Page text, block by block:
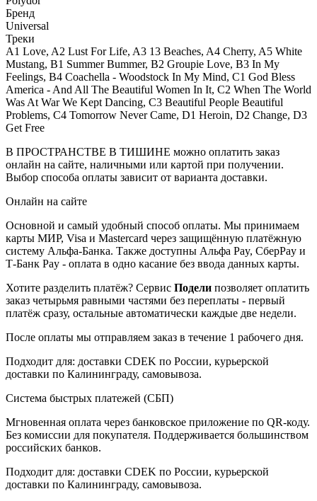
Бренд
Universal
Треки
A1 Love, A2 Lust For Life, A3 13 Beaches, A4 Cherry, A5 White
Mustang, B1 Summer Bummer, B2 Groupie Love, B3 In My
Feelings, B4 Coachella - Woodstock In My Mind, C1 God Bless
America - And All The Beautiful Women In It, C2 When The World
Was At War We Kept Dancing, C3 Beautiful People Beautiful
Problems, C4 Tomorrow Never Came, D1 Heroin, D2 Change, D3
Get Free
В ПРОСТРАНСТВЕ В ТИШИНЕ можно оплатить заказ
онлайн на сайте, наличными или картой при получении.
Выбор способа оплаты зависит от варианта доставки.
Онлайн на сайте
Основной и самый удобный способ оплаты. Мы принимаем
карты МИР, Visa и Mastercard через защищённую платёжную
систему Альфа-Банка. Также доступны Альфа Pay, СберPay и
Т-Банк Pay - оплата в одно касание без ввода данных карты.
Хотите разделить платёж? Сервис Подели позволяет оплатить
заказ четырьмя равными частями без переплаты - первый
платёж сразу, остальные автоматически каждые две недели.
После оплаты мы отправляем заказ в течение 1 рабочего дня.
Подходит для: доставки CDEK по России, курьерской
доставки по Калининграду, самовывоза.
Система быстрых платежей (СБП)
Мгновенная оплата через банковское приложение по QR-коду.
Без комиссии для покупателя. Поддерживается большинством
российских банков.
Подходит для: доставки CDEK по России, курьерской
доставки по Калининграду, самовывоза.